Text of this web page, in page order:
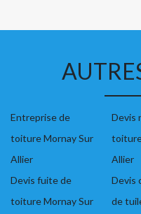
Entreprise de
toiture Mornay Sur
Allier
Devis fuite de
toiture Mornay Sur
Devis
Allier
Devis
de